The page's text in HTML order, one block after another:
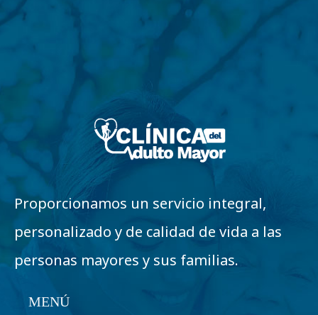
Proporcionamos un servicio integral,
personalizado y de calidad de vida a las
personas mayores y sus familias.
MENÚ